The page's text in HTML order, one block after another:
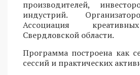
производителей,
индустрий.
Ассоциация
Свердловской области.
Программа построена как
сессий и практических